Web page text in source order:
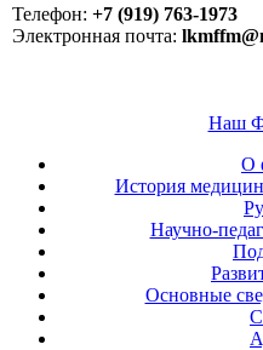
Телефон: +7 (919) 763-1973
Электронная почта:
Наш
О
История
Научно-
Основные